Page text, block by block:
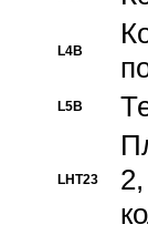
L4B
L5B
LHT23